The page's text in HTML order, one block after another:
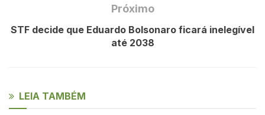
Próximo
STF decide que Eduardo Bolsonaro ficará inelegível
até 2038
LEIA TAMBÉM